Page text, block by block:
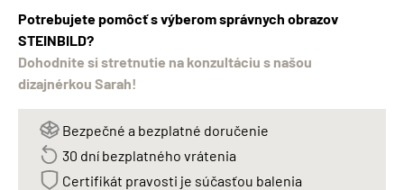
Potrebujete pomôcť s výberom správnych obrazov
STEINBILD?
Dohodnite si stretnutie na konzultáciu s našou
dizajnérkou Sarah!
Bezpečné a bezplatné doručenie
30 dní bezplatného vrátenia
Certifikát pravosti je súčasťou balenia